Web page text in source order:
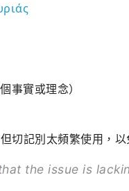
事實或理念）
切記別太頻繁使用，以
the issue is